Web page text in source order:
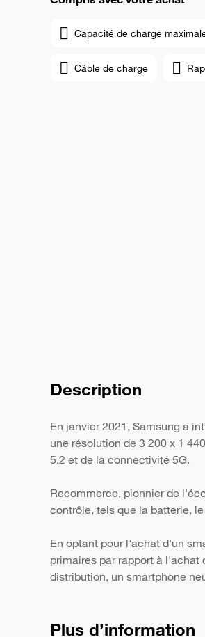
Capacité de charge
Câble de charge
Description
En janvier 2021, Samsung a
une résolution de 3 200 x 1
5.2 et de la connectivité 5G.
Recommerce, pionnier de
contrôle, tels que la batterie,
En optant pour l'achat d'un
primaires par rapport à
distribution, un smartphone
Plus d’information